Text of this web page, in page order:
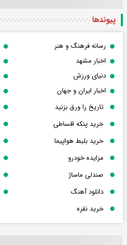
پیوندها
رسانه فرهنگ و هنر
اخبار مشهد
دنیای ورزش
اخبار ایران و جهان
تاریخ را ورق بزنید
خرید پنکه اقساطی
خرید بلیط هواپیما
مزایده خودرو
صندلی ماساژ
دانلود آهنگ
خرید نقره